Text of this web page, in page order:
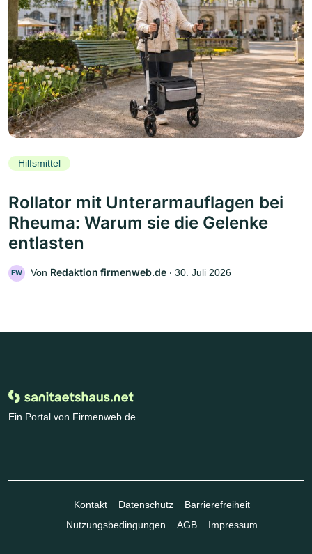
Hilfsmittel
Rollator mit Unterarmauflagen bei
Rheuma: Warum sie die Gelenke
entlasten
FW Von Redaktion firmenweb.de ‧ 30. Juli 2026
Ein Portal von Firmenweb.de
Kontakt Datenschutz
Barrierefreiheit
Nutzungsbedingungen
AGB Impressum